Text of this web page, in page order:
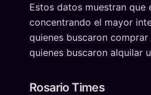
Estos datos muestran que
concentrando el mayor
quienes buscaron
quienes buscaron alquilar
Rosario Times